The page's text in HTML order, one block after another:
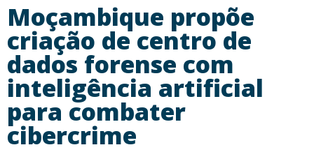
Moçambique propõe
criação de centro de
dados forense com
inteligência artificial
para combater
cibercrime